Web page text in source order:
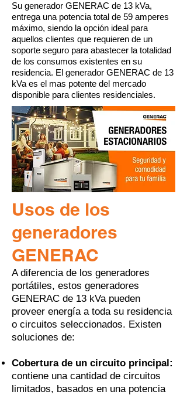
Su generador GENERAC de 13 kVa,
entrega una potencia total de 59 amperes
máximo, siendo la opción ideal para
aquellos clientes que requieren de un
soporte seguro para abastecer la totalidad
de los consumos existentes en su
residencia. El generador GENERAC de 13
kVa es el mas potente del mercado
disponible para clientes residenciales.
Usos de los
generadores
GENERAC
A diferencia de los generadores
portátiles, estos generadores
GENERAC de 13 kVa pueden
proveer energía a toda su residencia
o circuitos seleccionados. Existen
soluciones de:
Cobertura de un circuito principal:
contiene una cantidad de circuitos
limitados, basados en una potencia